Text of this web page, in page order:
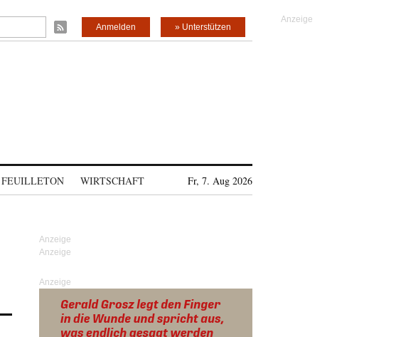
» Unterstützen
Anmelden
FEUILLETON WIRTSCHAFT Fr, 7. Aug 2026
Anzeige